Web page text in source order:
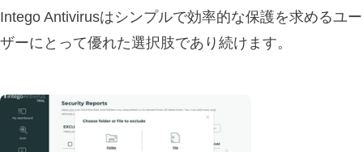
Intego Antivirusはシンプルで効率的な保護を求めるユー
ザーにとって優れた選択肢であり続けます。